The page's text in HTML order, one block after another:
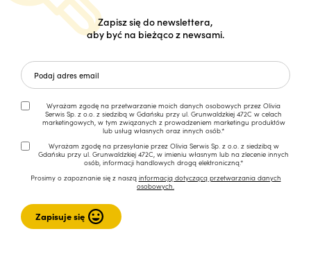
Zapisz się do newslettera,
aby być na bieżąco z newsami.
Wyrażam zgodę na przetwarzanie moich danych osobowych przez Olivia
Serwis Sp. z o.o. z siedzibą w Gdańsku przy ul. Grunwaldzkiej 472C w celach
marketingowych, w tym związanych z prowadzeniem marketingu produktów
lub usług własnych oraz innych osób.*
Wyrażam zgodę na przesyłanie przez Olivia Serwis Sp. z o.o. z siedzibą w
Gdańsku przy ul. Grunwaldzkiej 472C, w imieniu własnym lub na zlecenie innych
osób, informacji handlowych drogą elektroniczną.*
Prosimy o zapoznanie się z naszą informacją dotyczącą przetwarzania danych
osobowych.